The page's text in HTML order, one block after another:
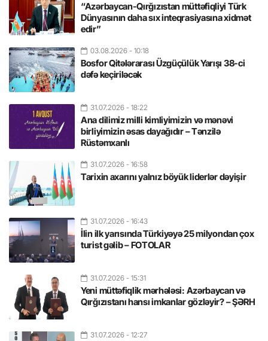
“Azərbaycan-Qırğızıstan müttəfiqliyi Türk
Dünyasının daha sıx inteqrasiyasına xidmət
edir”
03.08.2026 - 10:18
Bosfor Qitələrarası Üzgüçülük Yarışı 38-ci
dəfə keçiriləcək
31.07.2026 - 18:22
Ana dilimiz milli kimliyimizin və mənəvi
birliyimizin əsas dayağıdır – Tənzilə
Rüstəmxanlı
31.07.2026 - 16:58
Tarixin axarını yalnız böyük liderlər dəyişir
31.07.2026 - 16:43
İlin ilk yarısında Türkiyəyə 25 milyondan çox
turist gəlib – FOTOLAR
31.07.2026 - 15:31
Yeni müttəfiqlik mərhələsi: Azərbaycan və
Qırğızıstanı hansı imkanlar gözləyir? – ŞƏRH
31.07.2026 - 12:27